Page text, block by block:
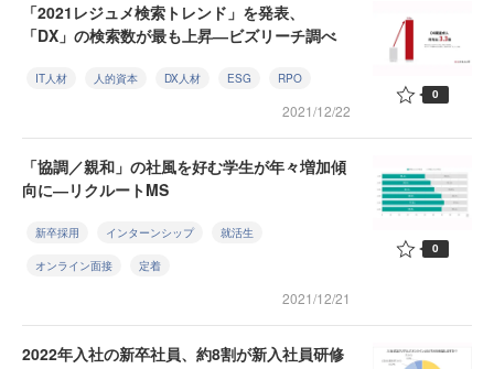
「2021レジュメ検索トレンド」を発表、
「DX」の検索数が最も上昇―ビズリーチ調べ
IT人材 人的資本 DX人材 ESG RPO
2021/12/22
0
「協調／親和」の社風を好む学生が年々増加傾
向に―リクルートMS
新卒採用 インターンシップ 就活生
オンライン面接 定着
2021/12/21
0
2022年入社の新卒社員、約8割が新入社員研修